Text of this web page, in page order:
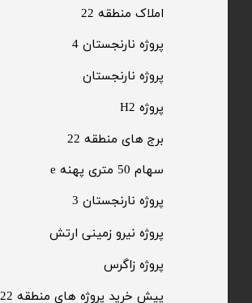
​سهام 50 متری پهنه e
​املاک منطقه 22
برج های منطقه 22
پیش خرید پروژه های منطقه 22
پروژه H2
​پروژه زاگرس
​پروژه نارنجستان
​پروژه نیرو زمینی ارتش
پروژه نارنجستان 4
​پروژه نارنجستان 3